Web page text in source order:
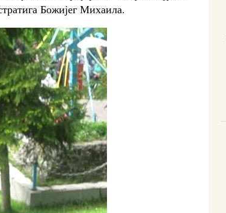
Божијег Михаила.